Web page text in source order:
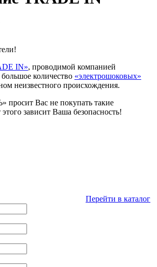
IN», проводимой компанией
количество «электрошоковых»
неизвестного происхождения.
Вас не покупать такие
зависит Ваша безопасность!
Перейти в каталог